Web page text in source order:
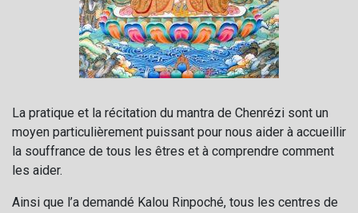
La pratique et la récitation du mantra de Chenrézi sont un
moyen particulièrement puissant pour nous aider à accueillir
la souffrance de tous les êtres et à comprendre comment
les aider.
Ainsi que l’a demandé Kalou Rinpoché, tous les centres de